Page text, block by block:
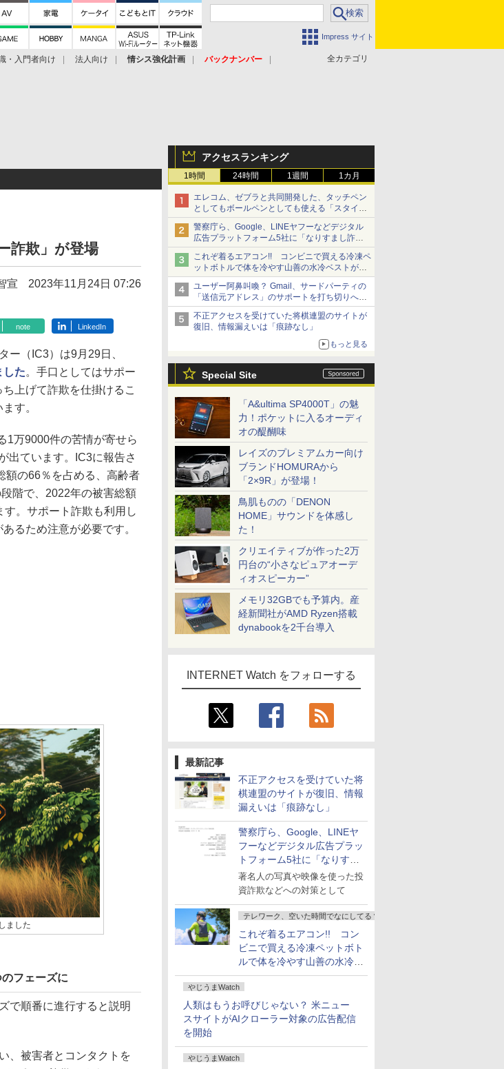
Impress サイト
全カテゴリ
・入門者向け 法人向け 情シス強化計画
バックナンバー
アクセスランキング
1時間 24時間 1週間 1カ月
エレコム、ゼブラと共同開発した、タッチペン
としてもボールペンとしても使える「スタイラ
スツーウェイ」発売 iPadにも紙にも、持ち替
えずに書き込める
警察庁ら、Google、LINEヤフーなどデジタル
広告プラットフォーム5社に「なりすまし詐欺
広告」対策強化を要請 著名人の写真や映像を
使った投資詐欺などへの対策として
これぞ着るエアコン!! コンビニで買える冷凍ペ
ットボトルで体を冷やす山善の水冷ベストがロ
ードバイクにちょうどいい【ぼっち・ざ・ろー
ど！その14】【空いた時間でなにしてる？】
ユーザー阿鼻叫喚？ Gmail、サードパーティの
「送信元アドレス」のサポートを打ち切りへ
【やじうまWatch】
不正アクセスを受けていた将棋連盟のサイトが
復旧、情報漏えいは「痕跡なし」
もっと見る
Special Site
「A&ultima SP4000T」の魅
力！ポケットに入るオーディ
オの醍醐味
レイズのプレミアムカー向け
ブランドHOMURAから
「2×9R」が登場！
鳥肌ものの「DENON
HOME」サウンドを体感し
た！
クリエイティブが作った2万
円台の“小さなピュアオーデ
ィオスピーカー”
メモリ32GBでも予算内。産
経新聞社がAMD Ryzen搭載
dynabookを2千台導入
INTERNET Watch をフォローする
最新記事
不正アクセスを受けていた将
棋連盟のサイトが復旧、情報
漏えいは「痕跡なし」
警察庁ら、Google、LINEヤ
フーなどデジタル広告プラッ
トフォーム5社に「なりすま
し詐欺広告」対策強化を要請
著名人の写真や映像を使った投
資詐欺などへの対策として
テレワーク、空いた時間でなにしてる？
これぞ着るエアコン!! コン
ビニで買える冷凍ペットボト
ルで体を冷やす山善の水冷ベ
ストがロードバイクにちょう
どいい【ぼっち・ざ・ろー
ど！その14】
やじうまWatch
人類はもうお呼びじゃない？ 米ニュー
スサイトがAIクローラー対象の広告配信
を開始
やじうまWatch
詐欺」が登場
宣 2023年11月24日 07:26
note LinkedIn
（IC3）は9月29日、
した。手口としてはサポー
上げて詐欺を仕掛けるこ
す。
1万9000件の苦情が寄せら
出ています。IC3に報告さ
額の66％を占める、高齢者
階で、2022年の被害総額
。サポート詐欺も利用し
るため注意が必要です。
ました
フェーズに
で順番に進行すると説明
、被害者とコンタクトを